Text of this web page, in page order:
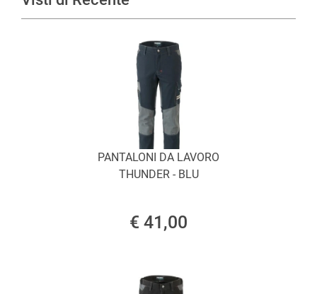
PANTALONI DA LAVORO
THUNDER - BLU
€ 41,00